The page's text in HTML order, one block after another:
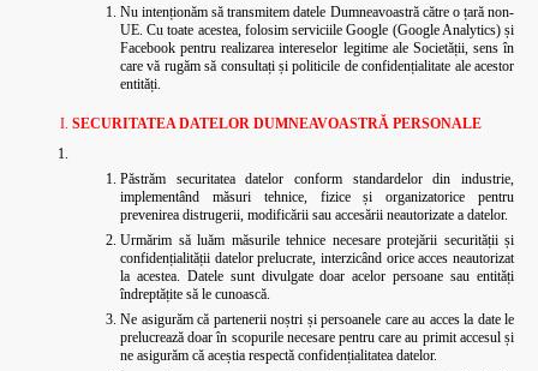
Nu intenționăm să transmitem datele Dumneavoastră către o țară non-
UE. Cu toate acestea, folosim serviciile Google (Google Analytics) și
Facebook pentru realizarea intereselor legitime ale Societății, sens în
care vă rugăm să consultați și politicile de confidențialitate ale acestor
entități.
SECURITATEA DATELOR DUMNEAVOASTRĂ PERSONALE
Păstrăm securitatea datelor conform standardelor din industrie,
implementând măsuri tehnice, fizice și organizatorice pentru
prevenirea distrugerii, modificării sau accesării neautorizate a datelor.
Urmărim să luăm măsurile tehnice necesare protejării securității și
confidențialității datelor prelucrate, interzicând orice acces neautorizat
la acestea. Datele sunt divulgate doar acelor persoane sau entități
îndreptățite să le cunoască.
Ne asigurăm că partenerii noștri și persoanele care au acces la date le
prelucrează doar în scopurile necesare pentru care au primit accesul și
ne asigurăm că aceștia respectă confidențialitatea datelor.